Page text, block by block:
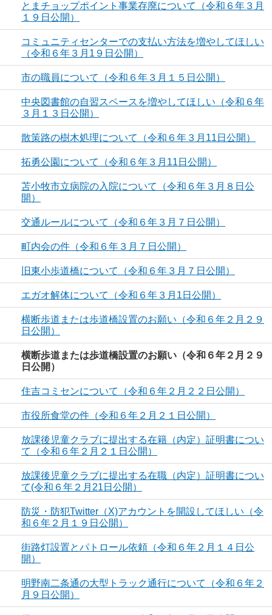
とまチョップポイント事業存廃について（令和６年３月
１９日公開）
コミュニティセンターでの支払い方法を増やしてほしい
（令和６年３月1９日公開）
市の職員について（令和６年３月１５日公開）
中央図書館の自習スペースを増やしてほしい（令和６年
３月１３日公開）
散策路の樹木処理について（令和６年３月11日公開）
拓勇公園について（令和６年３月11日公開）
苫小牧市立病院の入院について（令和６年３月８日公
開）
交通ルールについて（令和６年３月７日公開）
町内会の件（令和６年３月７日公開）
旧東小歩道橋について（令和６年３月７日公開）
エガオ解体について（令和６年３月1日公開）
横断歩道または歩道橋設置のお願い（令和６年２月２９
日公開）
横断歩道または歩道橋設置のお願い（令和６年２月２９
日公開）
住吉コミセンについて（令和６年２月２２日公開）
市役所食堂の件（令和６年２月２１日公開）
放課後児童クラブに提出する在籍（内定）証明書につい
て（令和６年２月２１日公開）
放課後児童クラブに提出する在職（内定）証明書につい
て(令和６年２月21日公開）
防災・防犯Twitter（X)アカウントを開設してほしい（令
和６年２月１９日公開）
街路灯設置とパトロール依頼（令和６年２月１４日公
開）
明野南二条通の大型トラック通行について（令和６年２
月９日公開）